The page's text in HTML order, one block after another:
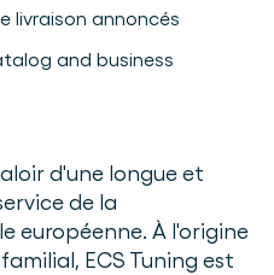
livraison annoncés
and business
d'une longue et
de la
européenne. À l'origine
ECS Tuning est